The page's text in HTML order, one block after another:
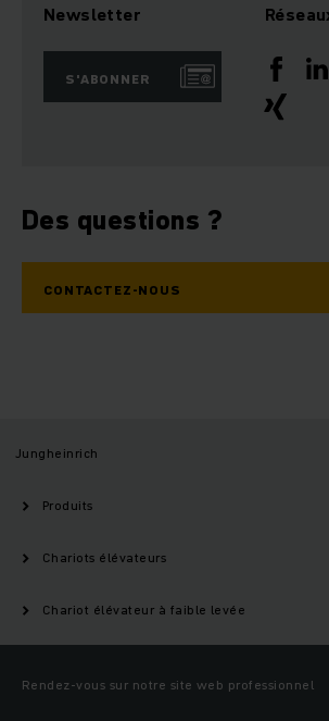
Newsletter
S'ABONNER
Des questions ?
CONTACTEZ-NOUS
Jungheinrich
Produits
Chariots élévateurs
Chariot élévateur à faible levée
Rendez-vous sur notre site web professionnel